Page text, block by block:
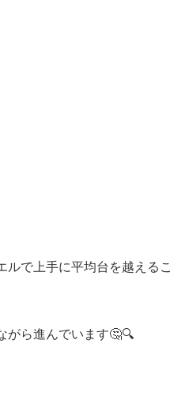
ルで上手に平均台を越えるこ
がら進んでいます🤔🔍